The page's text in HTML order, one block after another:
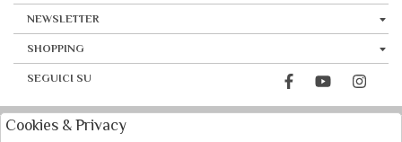
NEWSLETTER
SHOPPING
SEGUICI SU
Cookies & Privacy